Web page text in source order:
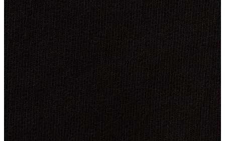
Elbise
Eşofman Altı
Mont
Kazak
Yelek
Yağmurluk
Trenchcoat
Kaban
ERKEK
ERKEK
Jean Pantolon
Pantolon